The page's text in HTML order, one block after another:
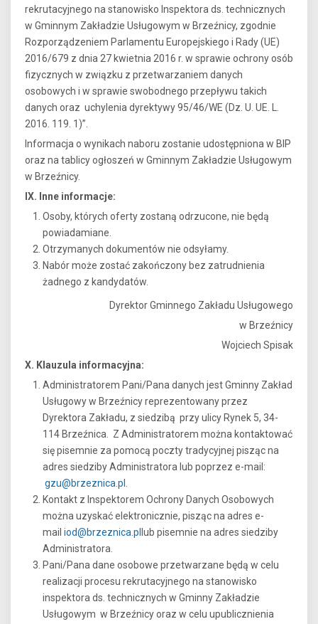
rekrutacyjnego na stanowisko Inspektora ds. technicznych
w Gminnym Zakładzie Usługowym w Brzeźnicy, zgodnie
Rozporządzeniem Parlamentu Europejskiego i Rady (UE)
2016/679 z dnia 27 kwietnia 2016 r. w sprawie ochrony osób
fizycznych w związku z przetwarzaniem danych
osobowych i w sprawie swobodnego przepływu takich
danych oraz uchylenia dyrektywy 95/46/WE (Dz. U. UE. L.
2016. 119. 1)”.
Informacja o wynikach naboru zostanie udostępniona w BIP
oraz na tablicy ogłoszeń w Gminnym Zakładzie Usługowym
w Brzeźnicy.
IX. Inne informacje:
Osoby, których oferty zostaną odrzucone, nie będą
powiadamiane.
Otrzymanych dokumentów nie odsyłamy.
Nabór może zostać zakończony bez zatrudnienia
żadnego z kandydatów.
Dyrektor Gminnego Zakładu Usługowego
w Brzeźnicy
Wojciech Spisak
X. Klauzula informacyjna:
Administratorem Pani/Pana danych jest Gminny Zakład
Usługowy w Brzeźnicy reprezentowany przez
Dyrektora Zakładu, z siedzibą przy ulicy Rynek 5, 34-
114 Brzeźnica. Z Administratorem można kontaktować
się pisemnie za pomocą poczty tradycyjnej pisząc na
adres siedziby Administratora lub poprzez e-mail:
gzu@brzeznica.pl
Kontakt z Inspektorem Ochrony Danych Osobowych
można uzyskać elektronicznie, pisząc na adres e-
mail iod@brzeznica.pl lub pisemnie na adres siedziby
Administratora.
Pani/Pana dane osobowe przetwarzane będą w celu
realizacji procesu rekrutacyjnego na stanowisko
inspektora ds. technicznych w Gminny Zakładzie
Usługowym w Brzeźnicy oraz w celu upublicznienia